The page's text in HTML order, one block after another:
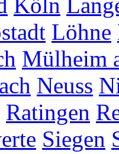
Löhne
Mülheim
Neuss
Ratingen
Siegen